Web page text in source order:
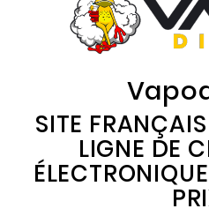
SITE
LIGNE DE